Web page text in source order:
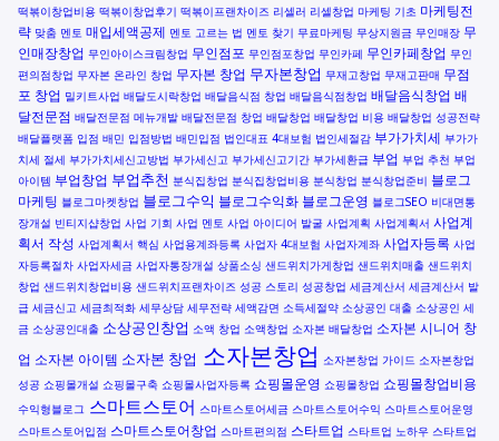
떡볶이창업비용 떡볶이창업후기 떡볶이프랜차이즈 리셀러 리셀창업 마케팅 기초 마케팅전
략 맞춤 멘토 매입세액공제 멘토 고르는 법 멘토 찾기 무료마케팅 무상지원금 무인매장 무
인매장창업 무인아이스크림창업 무인점포 무인점포창업 무인카페 무인카페창업 무인
편의점창업 무자본 온라인 창업 무자본 창업 무자본창업 무재고창업 무재고판매 무점
포 창업 밀키트사업 배달도시락창업 배달음식점 창업 배달음식점창업 배달음식창업 배
달전문점 배달전문점 메뉴개발 배달전문점 창업 배달창업 배달창업 비용 배달창업 성공전략
배달플랫폼 입점 배민 입점방법 배민입점 법인대표 4대보험 법인세절감 부가가치세 부가가
치세 절세 부가가치세신고방법 부가세신고 부가세신고기간 부가세환급 부업 부업 추천 부업
아이템 부업창업 부업추천 분식집창업 분식집창업비용 분식창업 분식창업준비 블로그
마케팅 블로그마켓창업 블로그수익 블로그수익화 블로그운영 블로그SEO 비대면통
장개설 빈티지샵창업 사업 기회 사업 멘토 사업 아이디어 발굴 사업계획 사업계획서 사업계
획서 작성 사업계획서 핵심 사업용계좌등록 사업자 4대보험 사업자계좌 사업자등록 사업
자등록절차 사업자세금 사업자통장개설 상품소싱 샌드위치가게창업 샌드위치매출 샌드위치
창업 샌드위치창업비용 샌드위치프랜차이즈 성공 스토리 성공창업 세금계산서 세금계산서 발
급 세금신고 세금최적화 세무상담 세무전략 세액감면 소득세절약 소상공인 대출 소상공인 세
금 소상공인대출 소상공인창업 소액 창업 소액창업 소자본 배달창업 소자본 시니어 창
업 소자본 아이템 소자본 창업 소자본창업 소자본창업 가이드 소자본창업
성공 쇼핑몰개설 쇼핑몰구축 쇼핑몰사업자등록 쇼핑몰운영 쇼핑몰창업 쇼핑몰창업비용
수익형블로그 스마트스토어 스마트스토어세금 스마트스토어수익 스마트스토어운영
스마트스토어입점 스마트스토어창업 스마트편의점 스타트업 스타트업 노하우 스타트업